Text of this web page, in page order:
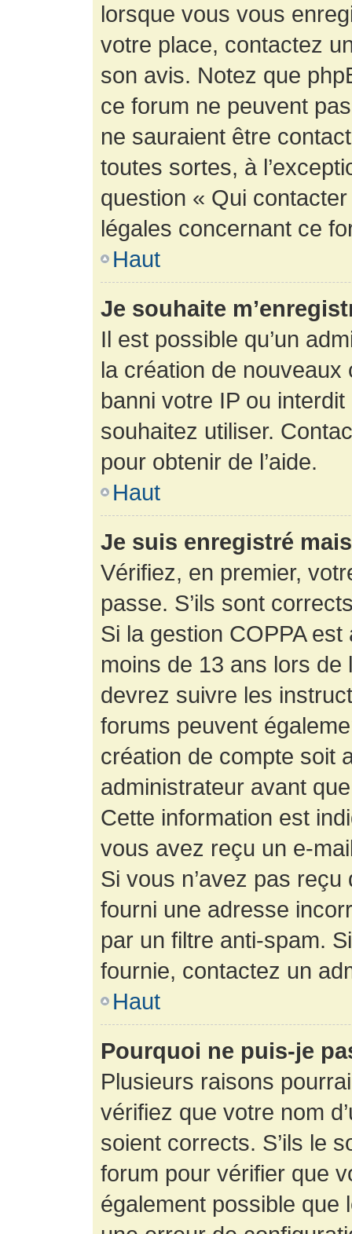
lorsque vous vous
votre place, contactez
son avis. Notez que
ce forum ne peuvent
ne sauraient être
toutes sortes, à
question « Qui
légales concernant ce
Haut
Je souhaite
Il est possible qu’un
la création de
banni votre IP ou
souhaitez utiliser.
pour obtenir de l’aide.
Haut
Je suis enregistré
Vérifiez, en premier,
passe. S’ils sont
Si la gestion COPPA
moins de 13 ans lors de
devrez suivre les
forums peuvent
création de compte soit
administrateur avant
Cette information est
vous avez reçu un e-
Si vous n’avez pas
fourni une adresse
par un filtre anti-spam.
fournie, contactez un
Haut
Pourquoi ne puis-je
Plusieurs raisons
vérifiez que votre nom
soient corrects. S’ils le
forum pour vérifier que
également possible que